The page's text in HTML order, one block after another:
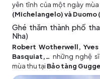
yên tĩnh của một ngày
(Michelangelo) và Duomo
Ghé thăm thành phố
Nha)
Robert Wotherwell,
Basquiat,… những nghệ
mùa thu tại Bảo tàng